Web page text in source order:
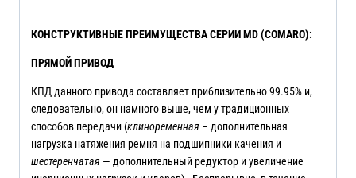
КОНСТРУКТИВНЫЕ ПРЕИМУЩЕСТВА СЕРИИMD(COMARO):
ПРЯМОЙ ПРИВОД
КПД данного привода составляет приблизительно 99.95% и,
следовательно, он намного выше, чем у традиционных
способов передачи (клиноременная – дополнительная
нагрузка натяжения ремня на подшипники качения и
шестеренчатая — дополнительный редуктор и увеличение